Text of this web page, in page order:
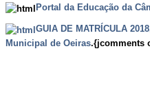
Portal da Educação da
GUIA DE MATRÍCULA
Municipal de Oeiras.{jcomments